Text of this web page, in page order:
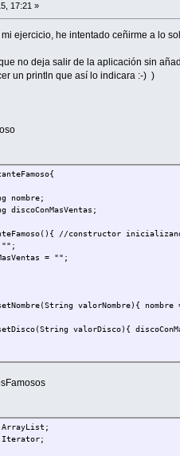
17:21 »
ejercicio, he intentado ceñirme a lo
no deja salir de la aplicación sin
un println que así lo indicara :-) )
//constructor
= "";
valorNombre){ nombre
valorDisco){
return nombre; }